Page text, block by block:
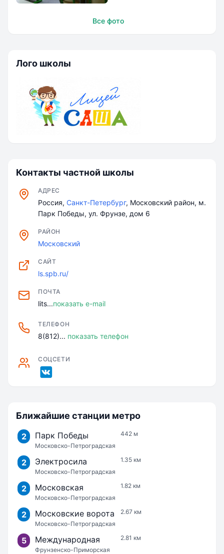
Все фото
Лого школы
Контакты частной школы
АДРЕС
Россия, Санкт-Петербург, Московский район, м.
Парк Победы, ул. Фрунзе, дом 6
РАЙОН
Московский
САЙТ
ls.spb.ru/
ПОЧТА
lits...показать e-mail
ТЕЛЕФОН
8(812)... показать телефон
СОЦСЕТИ
Ближайшие станции метро
2 Парк Победы
Московско-Петроградская
442 м
2 Электросила
Московско-Петроградская
1.35 км
2 Московская
Московско-Петроградская
1.82 км
2 Московские ворота
Московско-Петроградская
2.67 км
5 Международная
Фрунзенско-Приморская
2.81 км